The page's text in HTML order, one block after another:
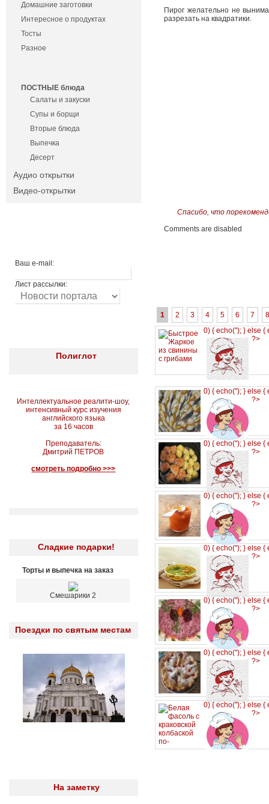
Домашние заготовки
Интересное о продуктах
Тосты
Разное
ПОСТНЫЕ блюда
Салаты и закуски
Супы и борщи
Вторые блюда
Выпечка
Десерт
Аудио открытки
Видео-открытки
Ваш e-mail:
Лист рассылки:
Полиглот
Интеллектуальное реалити-шоу,
интенсивный курс изучения
английского языка
за 16 часов
Преподаватель:
Дмитрий ПЕТРОВ
смотреть подробно >>>
Сладкие подарки!
Торты и выпечка на заказ
Смешарики 2
Поездки по святым местам
На заметку
Пирог желательно не
разрезать на квадратики.
Спасибо, что
Comments are disabled
1 2 3 4 5 6 7
8
0) { echo(''); } else {
?>
0) { echo(''); } else {
?>
0) { echo(''); } else {
?>
0) { echo(''); } else {
?>
0) { echo(''); } else {
?>
0) { echo(''); } else {
?>
0) { echo(''); } else {
?>
0) { echo(''); } else {
?>